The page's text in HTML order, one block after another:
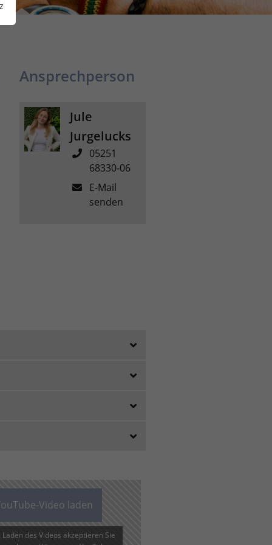
Ansprechperson
Jule
Jurgelucks
05251
68330-06
E-Mail
senden
Video laden
des Videos akzeptieren Sie